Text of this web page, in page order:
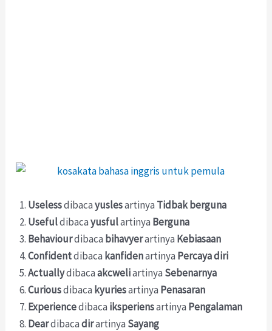
Uselessdibacayuslesartinya Tidbak berguna
Usefuldibacayusfulartinya Berguna
Behaviourdibaca bihavyerartinya Kebiasaan
Confidentdibaca kanfidenartinya Percaya diri
Actuallydibacaakcweliartinya Sebenarnya
Curiousdibaca kyuriesartinya Penasaran
Experiencedibaca iksperiensartinya Pengalaman
Deardibacadirartinya Sayang